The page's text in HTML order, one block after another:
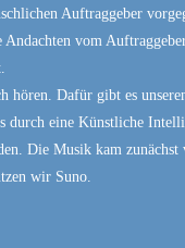
Auftraggeber
vom
hören. Dafür gibt es
durch eine Künstliche
Die Musik kam
wir Suno.